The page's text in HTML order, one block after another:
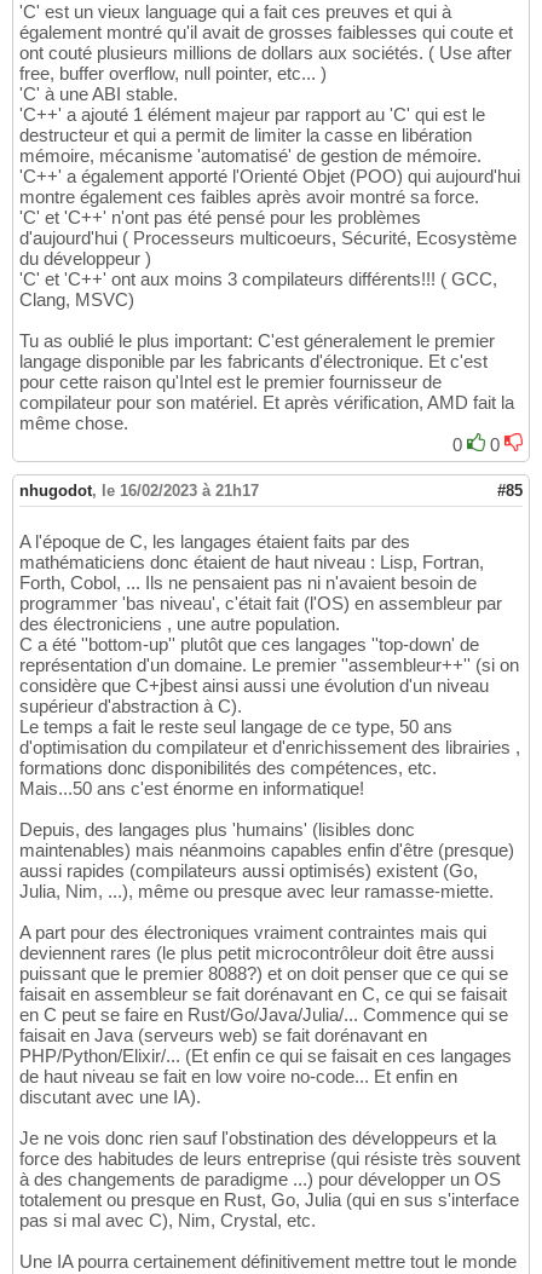
'C' est un vieux language qui a fait ces preuves et qui à
également montré qu'il avait de grosses faiblesses qui coute et
ont couté plusieurs millions de dollars aux sociétés. ( Use after
free, buffer overflow, null pointer, etc... )
'C' à une ABI stable.
'C++' a ajouté 1 élément majeur par rapport au 'C' qui est le
destructeur et qui a permit de limiter la casse en libération
mémoire, mécanisme 'automatisé' de gestion de mémoire.
'C++' a également apporté l'Orienté Objet (POO) qui aujourd'hui
montre également ces faibles après avoir montré sa force.
'C' et 'C++' n'ont pas été pensé pour les problèmes
d'aujourd'hui ( Processeurs multicoeurs, Sécurité, Ecosystème
du développeur )
'C' et 'C++' ont aux moins 3 compilateurs différents!!! ( GCC,
Clang, MSVC)
Tu as oublié le plus important: C'est géneralement le premier
langage disponible par les fabricants d'électronique. Et c'est
pour cette raison qu'Intel est le premier fournisseur de
compilateur pour son matériel. Et après vérification, AMD fait la
même chose.
0
0
nhugodot, le 16/02/2023 à 21h17 #85
A l'époque de C, les langages étaient faits par des
mathématiciens donc étaient de haut niveau : Lisp, Fortran,
Forth, Cobol, ... Ils ne pensaient pas ni n'avaient besoin de
programmer 'bas niveau', c'était fait (l'OS) en assembleur par
des électroniciens , une autre population.
C a été ''bottom-up'' plutôt que ces langages ''top-down' de
représentation d'un domaine. Le premier ''assembleur++'' (si on
considère que C+jbest ainsi aussi une évolution d'un niveau
supérieur d'abstraction à C).
Le temps a fait le reste seul langage de ce type, 50 ans
d'optimisation du compilateur et d'enrichissement des librairies ,
formations donc disponibilités des compétences, etc.
Mais...50 ans c'est énorme en informatique!
Depuis, des langages plus 'humains' (lisibles donc
maintenables) mais néanmoins capables enfin d'être (presque)
aussi rapides (compilateurs aussi optimisés) existent (Go,
Julia, Nim, ...), même ou presque avec leur ramasse-miette.
A part pour des électroniques vraiment contraintes mais qui
deviennent rares (le plus petit microcontrôleur doit être aussi
puissant que le premier 8088?) et on doit penser que ce qui se
faisait en assembleur se fait dorénavant en C, ce qui se faisait
en C peut se faire en Rust/Go/Java/Julia/... Commence qui se
faisait en Java (serveurs web) se fait dorénavant en
PHP/Python/Elixir/... (Et enfin ce qui se faisait en ces langages
de haut niveau se fait en low voire no-code... Et enfin en
discutant avec une IA).
Je ne vois donc rien sauf l'obstination des développeurs et la
force des habitudes de leurs entreprise (qui résiste très souvent
à des changements de paradigme ...) pour développer un OS
totalement ou presque en Rust, Go, Julia (qui en sus s'interface
pas si mal avec C), Nim, Crystal, etc.
Une IA pourra certainement définitivement mettre tout le monde